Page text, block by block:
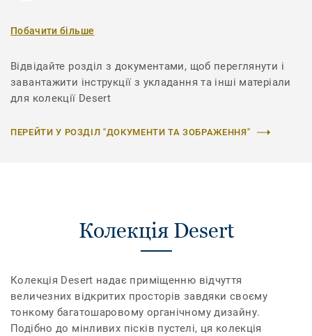
Побачити більше
Відвідайте розділ з документами, щоб переглянути і
завантажити інструкції з укладання та інші матеріали
для колекції Desert
ПЕРЕЙТИ У РОЗДІЛ "ДОКУМЕНТИ ТА ЗОБРАЖЕННЯ"
Колекція Desert
Колекція Desert надає приміщенню відчуття
величезних відкритих просторів завдяки своєму
тонкому багатошаровому органічному дизайну.
Подібно до мінливих пісків пустелі, ця колекція